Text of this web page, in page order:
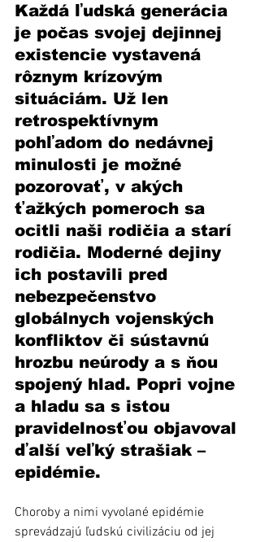
Každá ľudská generácia
je počas svojej dejinnej
existencie vystavená
rôznym krízovým
situáciám. Už len
retrospektívnym
pohľadom do nedávnej
minulosti je možné
pozorovať, v akých
ťažkých pomeroch sa
ocitli naši rodičia a starí
rodičia. Moderné dejiny
ich postavili pred
nebezpečenstvo
globálnych vojenských
konfliktov či sústavnú
hrozbu neúrody a s ňou
spojený hlad. Popri vojne
a hladu sa s istou
pravidelnosťou objavoval
ďalší veľký strašiak –
epidémie.
Choroby a nimi vyvolané epidémie
sprevádzajú ľudskú civilizáciu od jej